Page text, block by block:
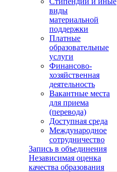
виды
материальной
поддержки
Платные
образовательные
услуги
Финансово-
хозяйственная
деятельность
Вакантные места
для приема
(перевода)
Доступная среда
Международное
сотрудничество
Запись в объединения
Независимая оценка
качества образования